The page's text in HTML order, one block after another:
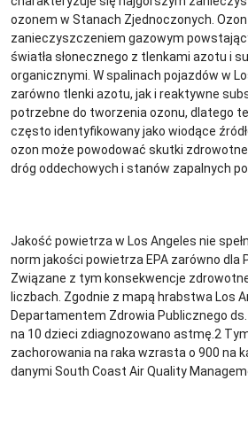
ozonem w Stanach Zjednoczonych.
zanieczyszczeniem gazowym
światła słonecznego z tlenkami azotu i
organicznymi. W spalinach pojazdów w
zarówno tlenki azotu, jak i reaktywne
potrzebne do tworzenia ozonu, dlatego
często identyfikowany jako wiodące
ozon może powodować skutki
dróg oddechowych i stanów zapalnych
Jakość powietrza w Los Angeles nie
norm jakości powietrza EPA zarówno dla
Związane z tym konsekwencje
liczbach. Zgodnie z mapą hrabstwa Los
Departamentem Zdrowia Publicznego
na 10 dzieci zdiagnozowano astmę.2
zachorowania na raka wzrasta o 900 na
danymi South Coast Air Quality